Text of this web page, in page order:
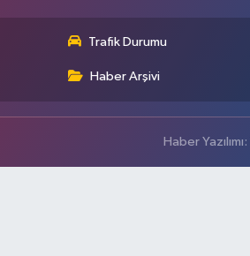
Trafik Durumu
Haber Arşivi
Haber Yazılımı: